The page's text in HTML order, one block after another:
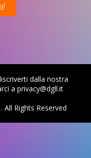
dalla nostra
a privacy@dgll.it
All Rights Reserved